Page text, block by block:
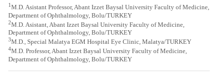
1 M.D. Asistant Professor, Abant Izzet Baysal University Faculty of Medicine,
Department of Ophthalmology, Bolu/TURKEY
2M.D. Asistant, Abant Izzet Baysal University Faculty of Medicine,
Department of Ophthalmology, Bolu/TURKEY
3M.D., Special Malatya EGM Hospital Eye Clinic, Malatya/TURKEY
4M.D. Professor, Abant Izzet Baysal University Faculty of Medicine,
Department of Ophthalmology, Bolu/TURKEY